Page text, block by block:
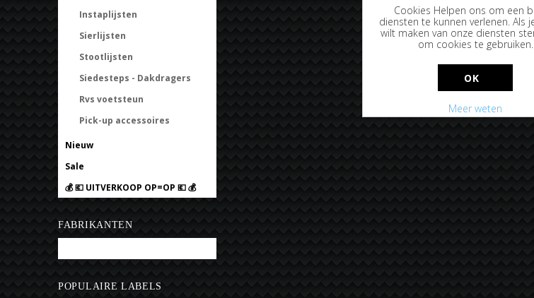
Instaplijsten
Sierlijsten
Stootlijsten
Siedesteps - Dakdragers
Rvs voetsteun
Pick-up accessoires
Nieuw
Sale
💰 💶 UITVERKOOP OP=OP 💶 💰
FABRIKANTEN
POPULAIRE LABELS
Cookies Helpen ons om een
diensten te kunnen verlenen. Als
wilt maken van onze diensten
om cookies te gebruiken.
OK
Meer weten